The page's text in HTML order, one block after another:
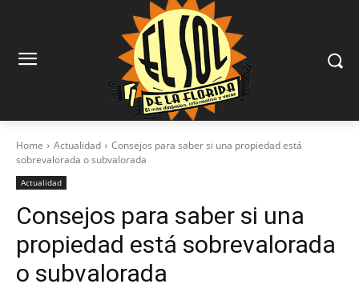
Home Actualidad
Consejos para saber si una propiedad está
sobrevalorada o subvalorada
Actualidad
Consejos para saber si una
propiedad está sobrevalorada
o subvalorada